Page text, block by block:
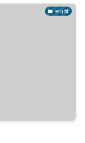
未分類